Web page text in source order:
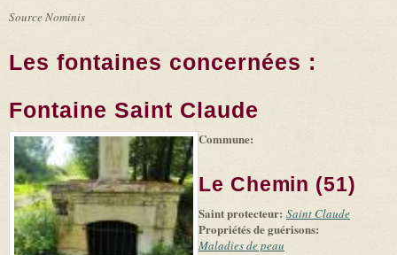
Source Nominis
Les fontaines concernées :
Fontaine Saint Claude
-
Leaflet (link is
|
Tiles
(link is
external)
©
Microsoft
and
suppliers
Commune:
Le Chemin (51)
Saint protecteur: Saint Claude
Propriétés de guérisons:
Maladies de peau